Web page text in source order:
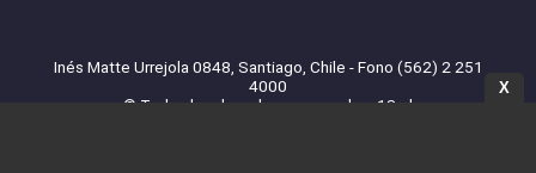
Inés Matte Urrejola 0848, Santiago, Chile - Fono (562) 2 251
4000
© Todos los derechos reservados. 13.cl
X